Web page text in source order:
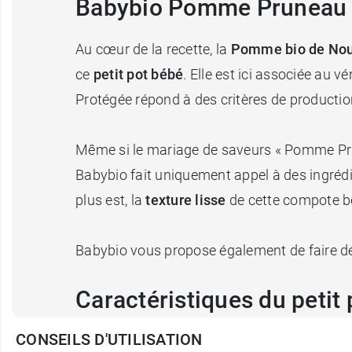
Babybio Pomme
Au cœur de la recette, la Pomme bio de
ce petit pot bébé. Elle est ici associée au
Protégée répond à des critères de
Même si le mariage de saveurs « Pomme
Babybio fait uniquement appel à des
plus est, latexture lisse de cette compote
Babybio vous propose également de faire
Caractéristiques du petit
Bio
CONSEILS D'UTILISATION